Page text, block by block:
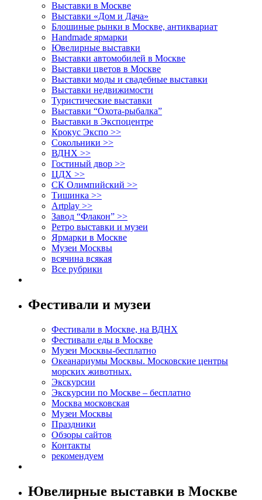
Выставки в Москве
Выставки «Дом и Дача»
Блошиные рынки в Москве, антиквариат
Handmade ярмарки
Ювелирные выставки
Выставки автомобилей в Москве
Выставки цветов в Москве
Выставки моды и свадебные выставки
Выставки недвижимости
Туристические выставки
Выставки “Охота-рыбалка”
Выставки в Экспоцентре
Крокус Экспо >>
Сокольники >>
ВДНХ >>
Гостиный двор >>
ЦДХ >>
СК Олимпийский >>
Тишинка >>
Artplay >>
Завод “Флакон” >>
Ретро выставки и музеи
Ярмарки в Москве
Музеи Москвы
всячина всякая
Все рубрики
Фестивали и музеи
Фестивали в Москве, на ВДНХ
Фестивали еды в Москве
Музеи Москвы-бесплатно
Океанариумы Москвы. Московские центры
морских животных.
Экскурсии
Экскурсии по Москве – бесплатно
Москва московская
Музеи Москвы
Праздники
Обзоры сайтов
Контакты
рекомендуем
Ювелирные выставки в Москве